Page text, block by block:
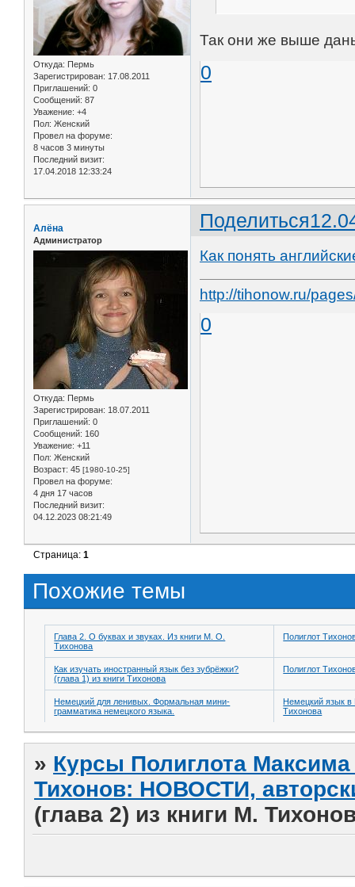
Откуда: Пермь
Зарегистрирован: 17.08.2011
Приглашений: 0
Сообщений: 87
Уважение: +4
Пол: Женский
Провел на форуме:
8 часов 3 минуты
Последний визит:
17.04.2018 12:33:24
Так они же выше
0
Поделиться
Алёна
Администратор
Откуда: Пермь
Зарегистрирован: 18.07.2011
Приглашений: 0
Сообщений: 160
Уважение: +11
Пол: Женский
Возраст: 45 [1980-10-25]
Провел на форуме:
4 дня 17 часов
Последний визит:
04.12.2023 08:21:49
Как понять
http://tihonow.ru/
0
Страница:1
Похожие темы
Глава 2. О буквах и звуках. Из книги М. О.
Тихонова
Полиглот
Как изучать иностранный язык без зубрёжки?
(глава 1) из книги Тихонова
Полиглот
Немецкий для ленивых. Формальная мини-
грамматика немецкого языка.
Немецкий язык
Тихонова
» Курсы Полиглота
Тихонов: НОВОСТИ,
(глава 2) из книги М.